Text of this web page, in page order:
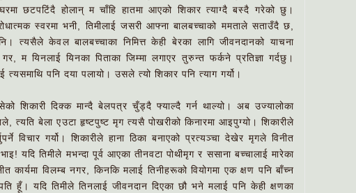
छटपटिंदै होलान् म चाँहि हातमा आएको शिकार त्याग्दै बस्दै गरेको छु।
स्वरमा भनी, तिमीलाई जसरी आफ्ना बालबच्चाको ममताले सताउँदै छ,
त्यसैले केवल बालबच्चाका निमित्त केही बेरका लागि जीवनदानको याचना
म यिनलाई यिनका पिताका जिम्मा लगाएर तुरुन्त फर्कने प्रतिज्ञा गर्दछु।
पनि दया पलायो। उसले त्यो शिकार पनि त्याग गर्यो।
शिकारी दिक्क मान्दै बेलपत्र चुँड्दै फ्याल्दै गर्न थाल्यो। अब उज्यालोका
त्यति बेला एउटा हृष्टपुष्ट मृग त्यसै पोखरीको किनारमा आइपुग्यो। शिकारीले
विचार गर्यो। शिकारीले हाना ठिका बनाएको प्रत्यञ्चा देखेर मृगले विनीत
यदि तिमीले मभन्दा पूर्व आएका तीनवटा पोथीमृग र ससाना बच्चालाई मारेका
कार्यमा विलम्ब नगर, किनकि मलाई तिनीहरूको वियोगमा एक क्षण पनि बाँच्न
हूँ। यदि तिमीले तिनलाई जीवनदान दिएका छौ भने मलाई पनि केही क्षणका